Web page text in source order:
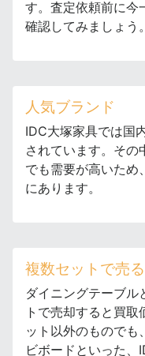
す。査定依頼前に今
確認してみましょう。
人気ブランド
IDC大塚家具では国
されています。その
でも需要が高いため
にあります。
複数セットで売る
ダイニングテーブル
トで売却すると買
ット以外のものでも
ビボードといった